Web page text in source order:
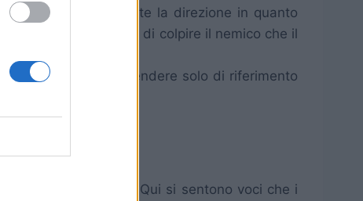
è molto importante la direzione in quanto
sia la percentuale di colpire il nemico che il
segnati sono da prendere solo di riferimento
segnati)
Magic City. Qui si sentono voci che i